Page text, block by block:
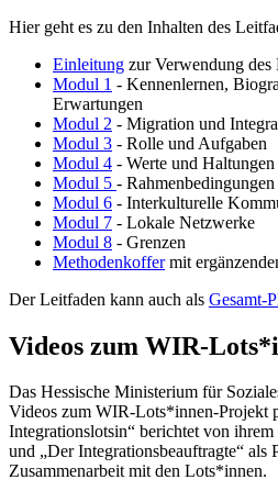
Hier geht es zu den Inhalten des
Einleitung zur Verwendung des
Modul 1 - Kennenlernen,
Erwartungen
Modul 2 - Migration und
Modul 3 - Rolle und Aufgaben
Modul 4 - Werte und Haltungen
Modul 5 - Rahmenbedingungen
Modul 6 - Interkulturelle
Modul 7 - Lokale Netzwerke
Modul 8 - Grenzen
Methodenkoffermit
Der Leitfaden kann auch als Gesamt-
Videos zum WIR-
Das Hessische Ministerium für
Videos zum WIR-Lots*innen-Projekt
Integrationslotsin“ berichtet von
und „Der Integrationsbeauftragte“ als
Zusammenarbeit mit den Lots*innen.